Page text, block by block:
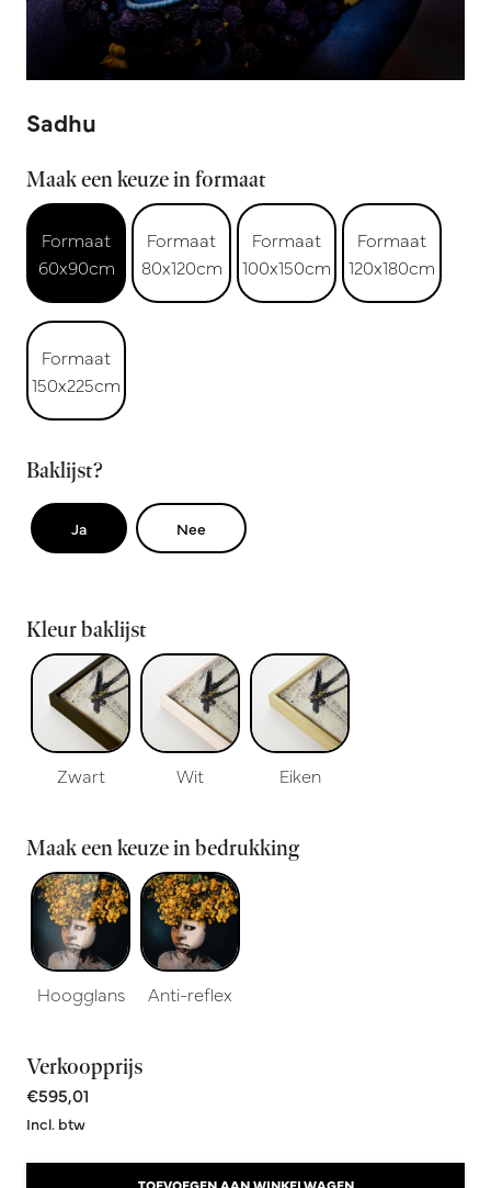
Sadhu
Maak een keuze in formaat
Formaat
60x90cm
Formaat
80x120cm
Formaat
100x150cm
Formaat
120x180cm
Formaat
150x225cm
Baklijst?
Ja Nee
Kleur baklijst
Zwart Wit Eiken
Maak een keuze in bedrukking
Hoogglans Anti-reflex
Verkoopprijs
€595,01
Incl. btw
TOEVOEGEN AAN WINKELWAGEN